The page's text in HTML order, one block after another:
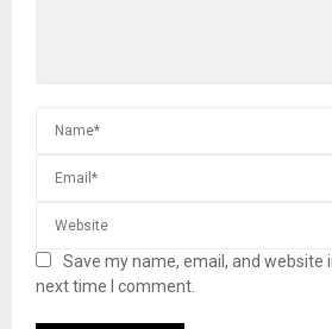
Save my name, email, and website
next time I comment.